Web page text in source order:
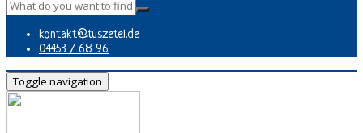
kontakt@tuszetel.de
04453 / 68 96
Toggle navigation